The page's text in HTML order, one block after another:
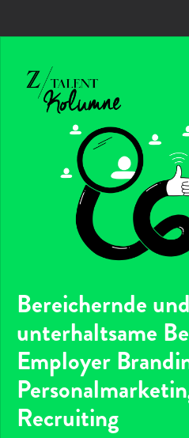
Bereichernde und
unterhaltsame
Employer
Recruiting